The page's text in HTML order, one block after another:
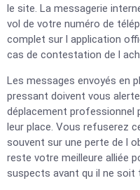
le site. La messagerie
vol de votre numéro de
complet sur l application
cas de contestation de l
Les messages envoyés en
pressant doivent vous
déplacement professionnel
leur place. Vous refuserez
souvent sur une perte de l
reste votre meilleure alliée
suspects avant qu il ne soit